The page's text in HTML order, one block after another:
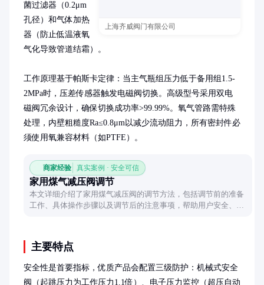
上海齐威阀门有限公司
菌过滤器（0.2μm
孔径）和气体加热
器（防止低温液氧
气化导致管道结霜）。
工作原理基于帕斯卡定律：当主气瓶组压力低于备用组1.5-
2MPa时，压差传感器触发电磁阀切换。高级型号采用双电
磁阀冗余设计，确保切换成功率>99.99%。氧气管路需特殊
处理，内壁粗糙度Ra≤0.8μm以减少流动阻力，所有密封件必
须使用氧兼容材料（如PTFE）。
商家经验 真实案例 · 安全可信
家用煤气减压阀调节
本文详细介绍了家用煤气减压阀的调节方法，包括调节前的准备
工作、具体操作步骤以及调节后的注意事项，帮助用户安全、有
主要特点
安全性是首要指标，优质产品会配置三级防护：机械式安全
阀（起跳压力为工作压力1.1倍）、电子压力监控（超压自动